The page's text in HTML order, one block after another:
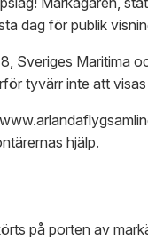
dag för publik
Sveriges Maritima
tyvärr inte att
hjälp.
på porten av